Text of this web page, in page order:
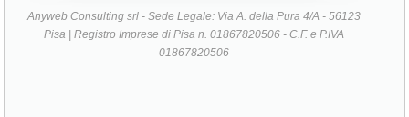
Anyweb Consulting srl - Sede Legale: Via A. della Pura 4/A - 56123
Pisa | Registro Imprese di Pisa n. 01867820506 - C.F. e P.IVA
01867820506